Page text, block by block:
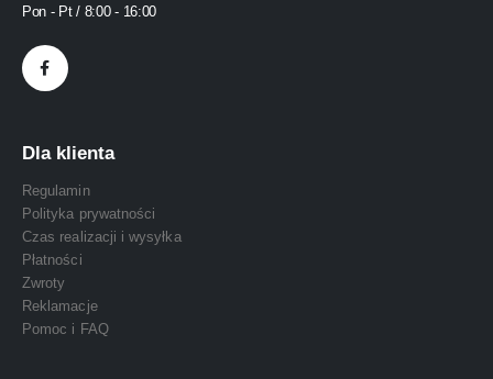
Pon - Pt / 8:00 - 16:00
Dla klienta
Regulamin
Polityka prywatności
Czas realizacji i wysyłka
Płatności
Zwroty
Reklamacje
Pomoc i FAQ